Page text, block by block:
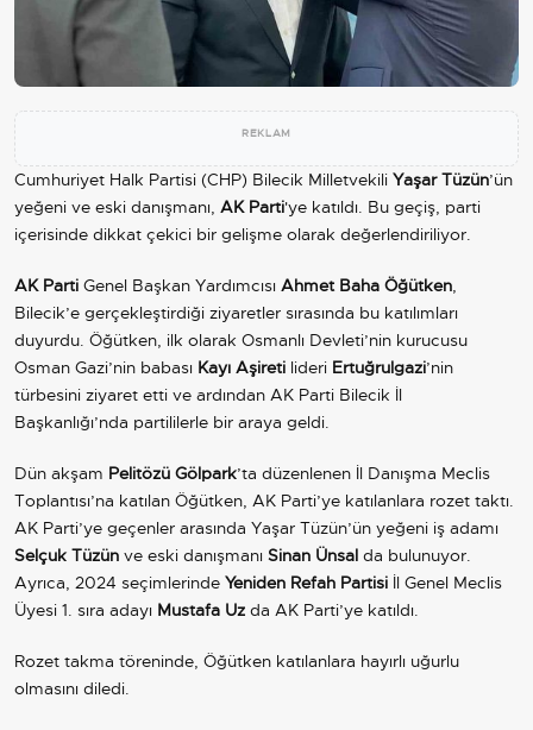
REKLAM
Cumhuriyet Halk Partisi (CHP) Bilecik Milletvekili Yaşar Tüzün’ün
yeğeni ve eski danışmanı, AK Parti'ye katıldı. Bu geçiş, parti
içerisinde dikkat çekici bir gelişme olarak değerlendiriliyor.
AK Parti Genel Başkan Yardımcısı Ahmet Baha Öğütken,
Bilecik’e gerçekleştirdiği ziyaretler sırasında bu katılımları
duyurdu. Öğütken, ilk olarak Osmanlı Devleti’nin kurucusu
Osman Gazi’nin babası Kayı Aşireti lideri Ertuğrulgazi’nin
türbesini ziyaret etti ve ardından AK Parti Bilecik İl
Başkanlığı’nda partililerle bir araya geldi.
Dün akşam Pelitözü Gölpark’ta düzenlenen İl Danışma Meclis
Toplantısı’na katılan Öğütken, AK Parti’ye katılanlara rozet taktı.
AK Parti’ye geçenler arasında Yaşar Tüzün’ün yeğeni iş adamı
Selçuk Tüzün ve eski danışmanı Sinan Ünsal da bulunuyor.
Ayrıca, 2024 seçimlerinde Yeniden Refah Partisi İl Genel Meclis
Üyesi 1. sıra adayı Mustafa Uz da AK Parti’ye katıldı.
Rozet takma töreninde, Öğütken katılanlara hayırlı uğurlu
olmasını diledi.